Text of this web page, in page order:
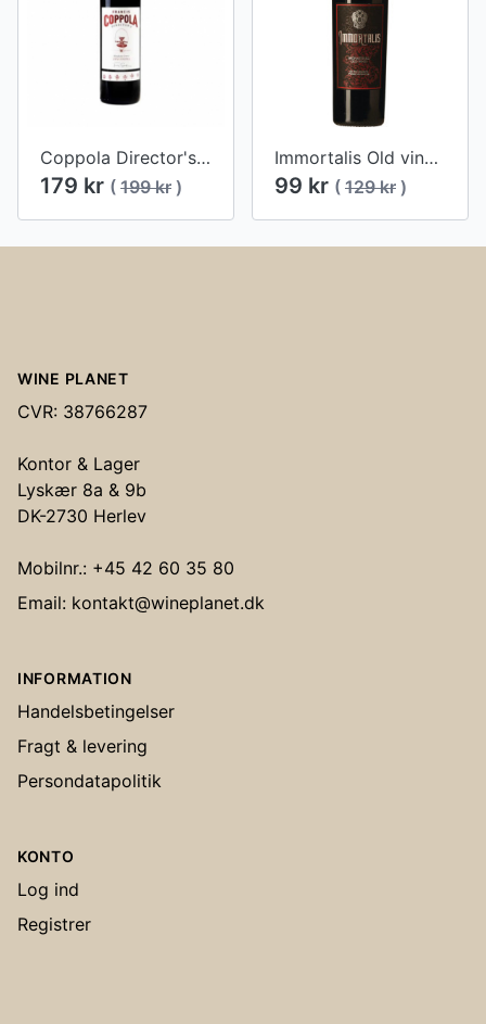
Coppola Director's Zinfandel 2015
179 kr ( 199 kr )
Immortalis Old vines 2016
99 kr ( 129 kr )
WINE PLANET
CVR: 38766287
Kontor & Lager
Lyskær 8a & 9b
DK-2730 Herlev
Mobilnr.: +45 42 60 35 80
Email: kontakt@wineplanet.dk
INFORMATION
Handelsbetingelser
Fragt & levering
Persondatapolitik
KONTO
Log ind
Registrer